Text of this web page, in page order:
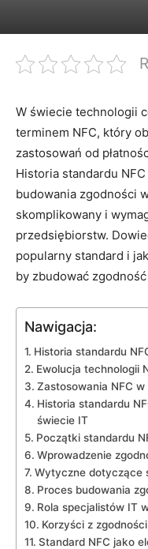
W świecie technologii
terminem NFC, który
zastosowań od
Historia standardu
budowania zgodności
skomplikowany i
przedsiębiorstw.
popularny standard i
by zbudować
Nawigacja:
Historia standardu
Ewolucja technologii
Zastosowania NFC
Historia standardu
świecie IT
Początki standardu
Wprowadzenie
Wytyczne dotyczące
Proces budowania
Rola specjalistów IT
Korzyści z
Standard NFC jako